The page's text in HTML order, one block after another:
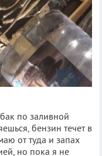
по заливной
бензин течет в
от туда и запах
но пока я не